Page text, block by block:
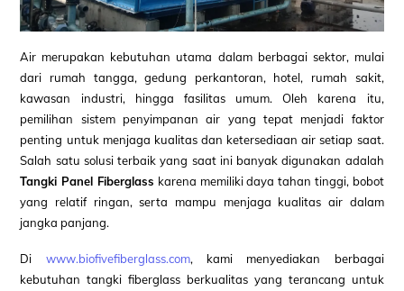
Air merupakan kebutuhan utama dalam berbagai sektor, mulai
dari rumah tangga, gedung perkantoran, hotel, rumah sakit,
kawasan industri, hingga fasilitas umum. Oleh karena itu,
pemilihan sistem penyimpanan air yang tepat menjadi faktor
penting untuk menjaga kualitas dan ketersediaan air setiap saat.
Salah satu solusi terbaik yang saat ini banyak digunakan adalah
Tangki Panel Fiberglass karena memiliki daya tahan tinggi, bobot
yang relatif ringan, serta mampu menjaga kualitas air dalam
jangka panjang.
Di www.biofivefiberglass.com, kami menyediakan berbagai
kebutuhan tangki fiberglass berkualitas yang terancang untuk